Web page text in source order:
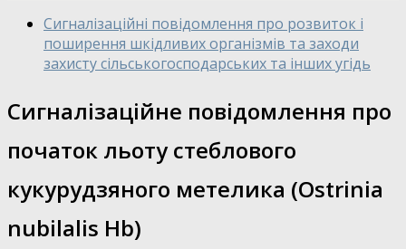
Сигналізаційні повідомлення про розвиток і
поширення шкідливих організмів та заходи
захисту сільськогосподарських та інших угідь
Сигналізаційне повідомлення про
початок льоту cтеблового
кукурудзяного метелика (Ostrinia
nubilalis Hb)